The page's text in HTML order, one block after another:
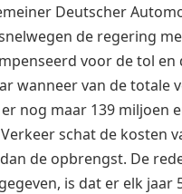
Deutscher
de regering
voor de tol en
wanneer van de totale
nog maar 139 miljoen
schat de kosten
de opbrengst. De
is dat er elk jaar